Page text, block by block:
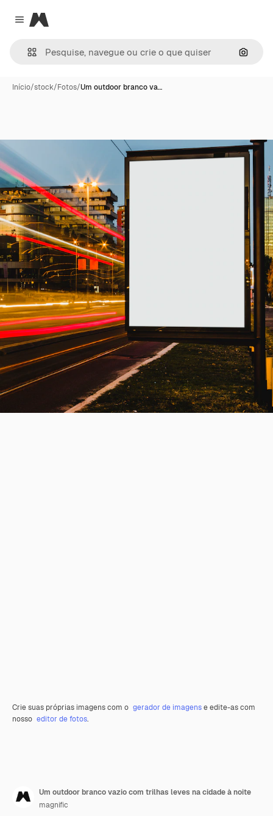
Close menu
Magnific
Início/stock/Fotos/Um outdoor branco va…
Crie suas próprias imagens com o gerador de imagense edite-as com
nosso editor de fotos.
Um outdoor branco vazio com trilhas leves na cidade à noite
magnific